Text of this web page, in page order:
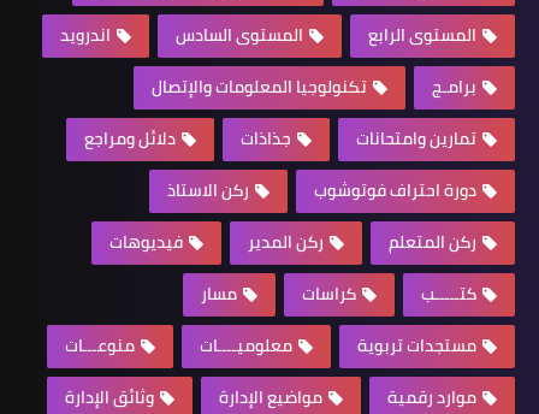
المستوى الرابع
المستوى السادس
اندرويد
برامـج
تكنولوجيا المعلومات والإتصال
تمارين وامتحانات
جذاذات
دلائل ومراجع
دورة احتراف فوتوشوب
ركن الاستاذ
ركن المتعلم
ركن المدير
فيديوهات
كتـــــب
كراسات
مسار
مستجدات تربوية
معلوميــــات
منوعـــات
موارد رقمية
مواضيع الإدارة
وثائق الإدارة